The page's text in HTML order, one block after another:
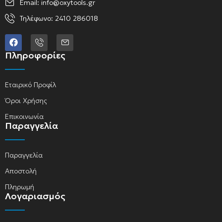
Email: info@oxytools.gr
Τηλέφωνο: 2410 286018
Πληροφορίες
Εταιρικό Προφίλ
Όροι Χρήσης
Επικοινωνία
Παραγγελία
Παραγγελία
Αποστολή
Πληρωμή
Λογαριασμός